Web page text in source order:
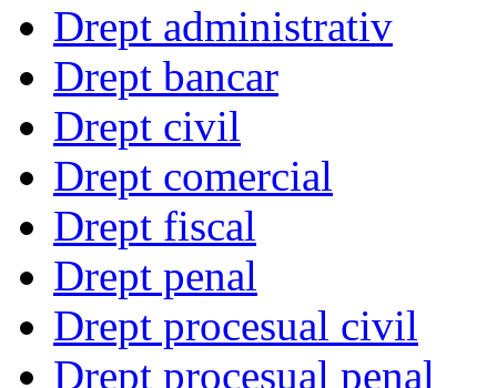
Drept administrativ
Drept bancar
Drept civil
Drept comercial
Drept fiscal
Drept penal
Drept procesual civil
Drept procesual penal